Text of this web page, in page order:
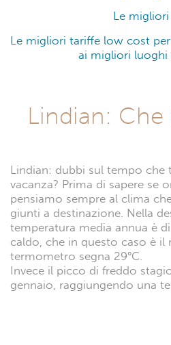
Le migliori
Le migliori tariffe low cost
ai migliori luoghi
Lindian:
Lindian: dubbi sul tempo che
vacanza? Prima di sapere se
pensiamo sempre al clima
giunti a destinazione. Nella
temperatura media annua è
caldo, che in questo caso è il
termometro segna 29°C.
Invece il picco di freddo
gennaio, raggiungendo una